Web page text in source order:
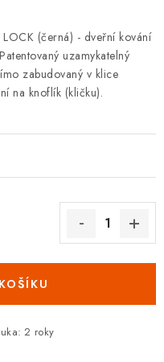
(černá) - dveřní kování
uzamykatelný
zabudovaný v klice
na knoflík (kličku).
: 2 roky